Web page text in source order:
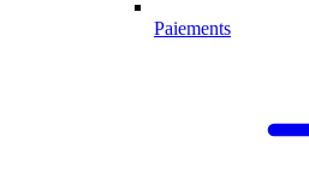
Paiements